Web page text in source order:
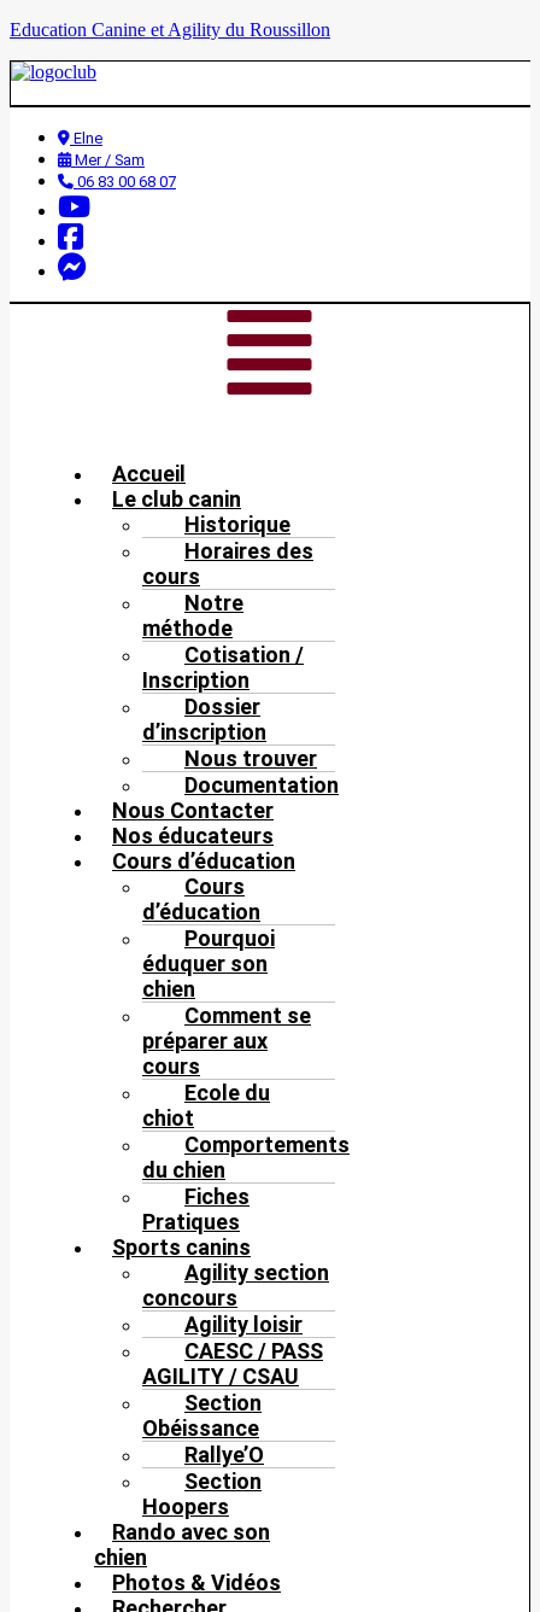
Education Canine et Agility du Roussillon
Elne
Mer / Sam
06 83 00 68 07
Accueil
Le club canin
Historique
Horaires des
cours
Notre
méthode
Cotisation /
Inscription
Dossier
d’inscription
Nous trouver
Documentation
Nous Contacter
Nos éducateurs
Cours d’éducation
Cours
d’éducation
Pourquoi
éduquer son
chien
Comment se
préparer aux
cours
Ecole du
chiot
Comportements
du chien
Fiches
Pratiques
Sports canins
Agility section
concours
Agility loisir
CAESC / PASS
AGILITY / CSAU
Section
Obéissance
Rallye’O
Section
Hoopers
Rando avec son
chien
Photos & Vidéos